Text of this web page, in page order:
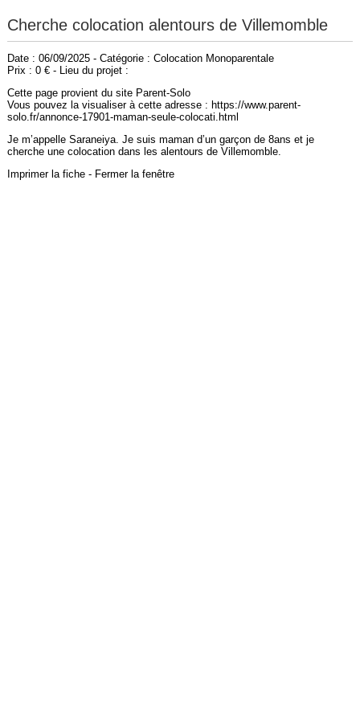
Cherche colocation alentours de Villemomble
Date : 06/09/2025 - Catégorie : Colocation Monoparentale
Prix : 0 € - Lieu du projet :
Cette page provient du site Parent-Solo
Vous pouvez la visualiser à cette adresse : https://www.parent-
solo.fr/annonce-17901-maman-seule-colocati.html
Je m’appelle Saraneiya. Je suis maman d’un garçon de 8ans et je
cherche une colocation dans les alentours de Villemomble.
Imprimer la fiche- Fermer la fenêtre